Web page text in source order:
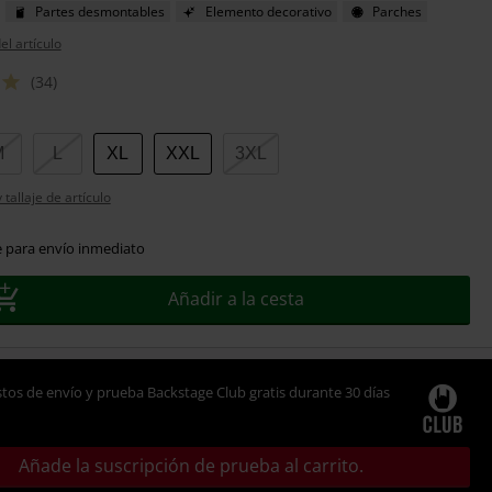
Partes desmontables Elemento decorativo
Parches
artículo
(34)
XL XXL 3XL
tallaje de artículo
para envío inmediato
Añadir a la cesta
de envío y prueba Backstage Club gratis durante 30 días
Añade la suscripción de prueba al carrito.